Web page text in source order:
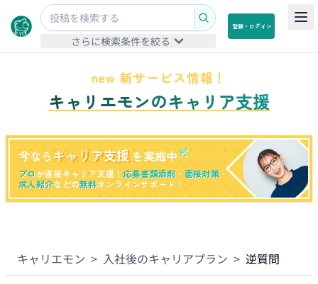
さらに検索条件を絞る
登録・ログイン
new 新サービス情報！
キャリエモンのキャリア支援
今なら キャリア支援 を実施中
プロが直接キャリア支援！応募書類添削 ・ 面接対策・
求人紹介などの無料オンラインサポート！
キャリエモン > 入社後のキャリアプラン > 逆質問